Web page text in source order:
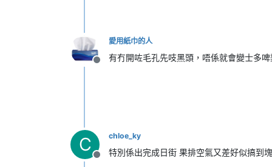
離線
愛用紙巾的人
有冇開咗毛孔先吱黑頭，唔係就會變士多
C
離線
chloe_ky
特別係出完成日街 果排空氣又差好似搞到